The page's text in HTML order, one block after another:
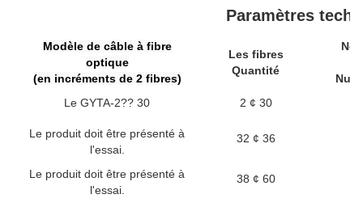
Paramètres
Modèle de câble à fibre
optique
(en incréments de 2 fibres)
Les fibres
Quantité
Le GYTA-2?? 30
2 ¢ 30
Le produit doit être présenté à
l'essai.
32 ¢ 36
Le produit doit être présenté à
l'essai.
38 ¢ 60